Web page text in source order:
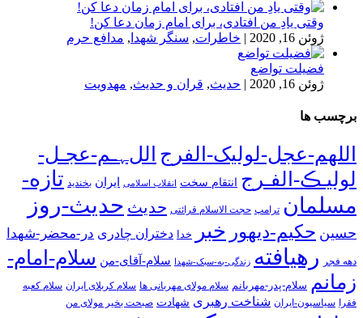
وقتی یادِ من افتادی، برای امام زمان دعا کن!
ژوئن 16, 2020
| خاطرات, سنگر شهدا , مدافع حرم
فضیلت تواضع
ژوئن 16, 2020
| حدیث, قران و حدیث, مهدویت
برچسب ها
اللهم-عجل-لولیک-الفرج اللﮩـم-عجـل-
لولیـڪ-الفـرج انتقام سخت انقلاب اسلامی ایران بخندید تازه-
مسلمان ترامپ حجت الاسلام قرائتی حدیث حدیث-روز
حسین حکیم-دیهور خبر خدا دختران چادری در-محضر-شهدا
دهه فجر رهیافته زندگی-به-سبک-شهدا سلام-آقای-من سلام-امام-
زمانم سلام-پدر-مهربانم سلام مولای مهربانی ها سلام کربلای ایران سلام کعبه
فقرا سیاسیون-ایران شناخت رهبری شهادت صبحت بخیر مولای من